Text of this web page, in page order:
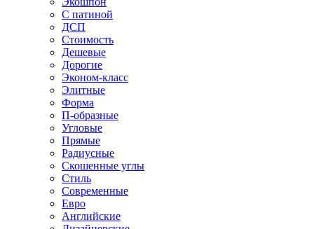
С патиной
ДСП
Стоимость
Дешевые
Дорогие
Эконом-класс
Элитные
Форма
П-образные
Угловые
Прямые
Радиусные
Скошенные углы
Стиль
Современные
Евро
Английские